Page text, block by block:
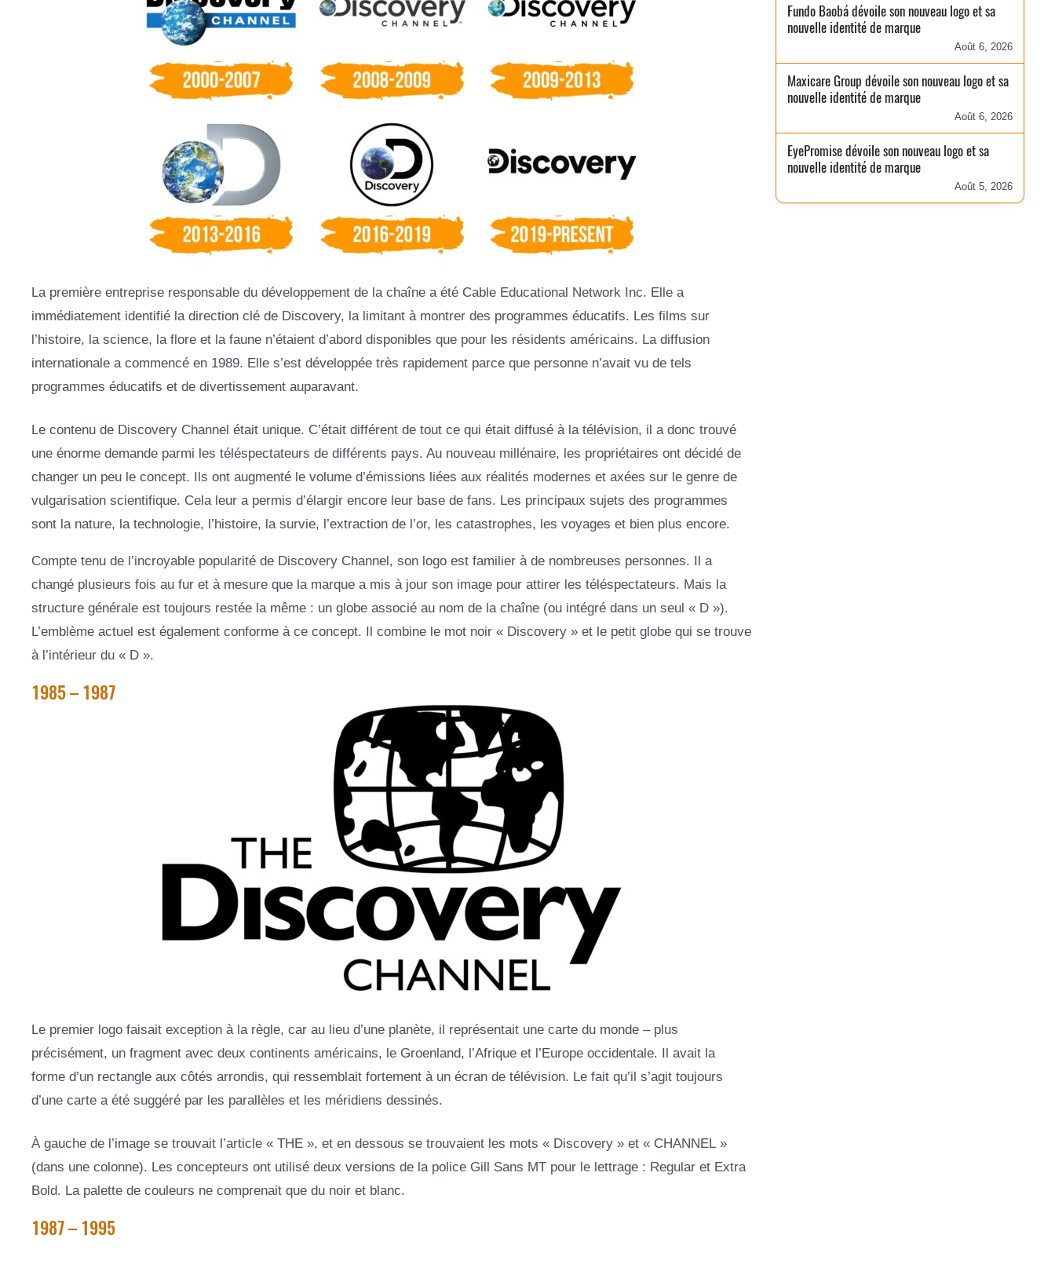
La première entreprise responsable du développement de la chaîne a été Cable Educational Network Inc. Elle a
immédiatement identifié la direction clé de Discovery, la limitant à montrer des programmes éducatifs. Les films sur
l’histoire, la science, la flore et la faune n’étaient d’abord disponibles que pour les résidents américains. La diffusion
internationale a commencé en 1989. Elle s’est développée très rapidement parce que personne n’avait vu de tels
programmes éducatifs et de divertissement auparavant.
Le contenu de Discovery Channel était unique. C’était différent de tout ce qui était diffusé à la télévision, il a donc trouvé
une énorme demande parmi les téléspectateurs de différents pays. Au nouveau millénaire, les propriétaires ont décidé de
changer un peu le concept. Ils ont augmenté le volume d’émissions liées aux réalités modernes et axées sur le genre de
vulgarisation scientifique. Cela leur a permis d’élargir encore leur base de fans. Les principaux sujets des programmes
sont la nature, la technologie, l’histoire, la survie, l’extraction de l’or, les catastrophes, les voyages et bien plus encore.
Compte tenu de l’incroyable popularité de Discovery Channel, son logo est familier à de nombreuses personnes. Il a
changé plusieurs fois au fur et à mesure que la marque a mis à jour son image pour attirer les téléspectateurs. Mais la
structure générale est toujours restée la même : un globe associé au nom de la chaîne (ou intégré dans un seul « D »).
L’emblème actuel est également conforme à ce concept. Il combine le mot noir « Discovery » et le petit globe qui se trouve
à l’intérieur du « D ».
1985 – 1987
Le premier logo faisait exception à la règle, car au lieu d’une planète, il représentait une carte du monde – plus
précisément, un fragment avec deux continents américains, le Groenland, l’Afrique et l’Europe occidentale. Il avait la
forme d’un rectangle aux côtés arrondis, qui ressemblait fortement à un écran de télévision. Le fait qu’il s’agit toujours
d’une carte a été suggéré par les parallèles et les méridiens dessinés.
À gauche de l’image se trouvait l’article « THE », et en dessous se trouvaient les mots « Discovery » et « CHANNEL »
(dans une colonne). Les concepteurs ont utilisé deux versions de la police Gill Sans MT pour le lettrage : Regular et Extra
Bold. La palette de couleurs ne comprenait que du noir et blanc.
1987 – 1995
Fundo Baobá dévoile son nouveau logo et sa
nouvelle identité de marque
Août 6, 2026
Maxicare Group dévoile son nouveau logo et sa
nouvelle identité de marque
Août 6, 2026
EyePromise dévoile son nouveau logo et sa
nouvelle identité de marque
Août 5, 2026